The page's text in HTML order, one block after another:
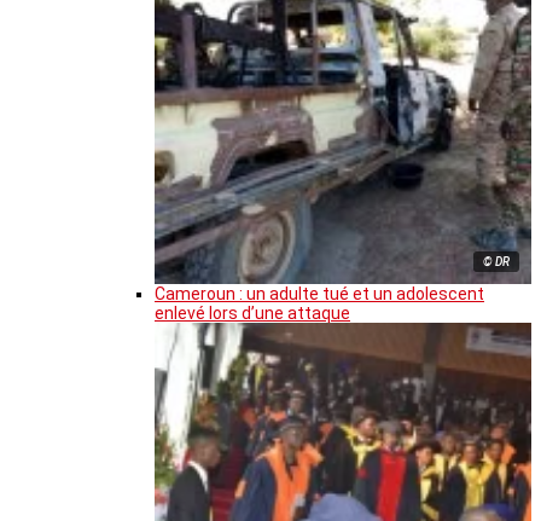
© DR
Cameroun : un adulte tué et un adolescent
enlevé lors d’une attaque